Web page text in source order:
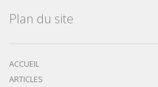
Plan du site
ACCUEIL
ARTICLES